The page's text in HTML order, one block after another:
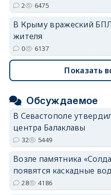
2 6475
В Крыму вражеский
жителя
0 6137
Показать
Обсуждаемое
В Севастополе
центра Балаклавы
32 5449
Возле памятника
появятся каскадные
28 4186